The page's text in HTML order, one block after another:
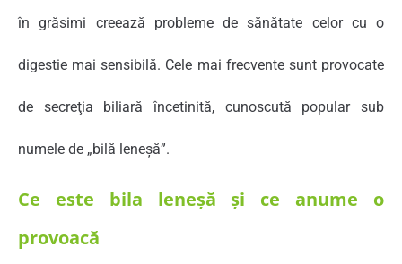
în grăsimi creează probleme de sănătate celor cu o
digestie mai sensibilă. Cele mai frecvente sunt provocate
de secreţia biliară încetinită, cunoscută popular sub
numele de „bilă leneşă”.
Ce este bila leneşă şi ce anume o
provoacă